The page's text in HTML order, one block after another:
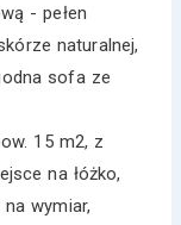
- pełen
naturalnej,
sofa ze
15 m2, z
na łóżko,
wymiar,